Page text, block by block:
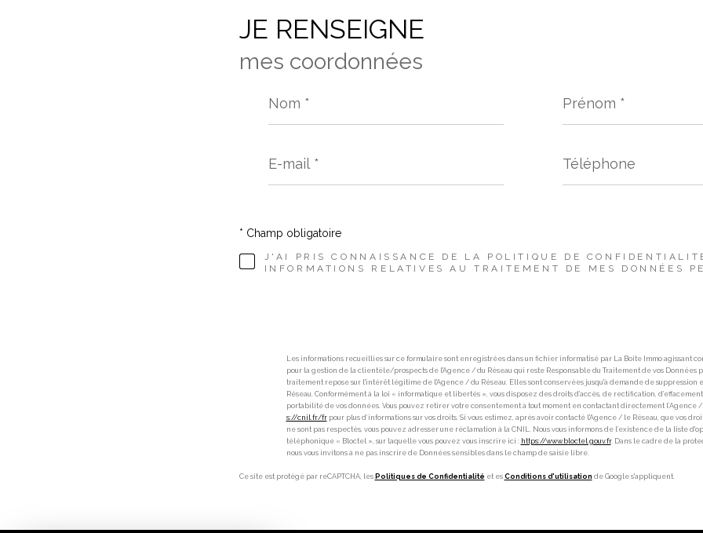
JE RENSEIGNE
mes coordonnées
*
*
mail
*
J'AI PRIS CONNAISSANCE DE LA POLITIQUE DE
INFORMATIONS RELATIVES AU TRAITEMENT DE MES DONNÉES
* Champ obligatoire
Les informations recueillies sur ce formulaire sont enregistrées dans un fichier informatisé par La Boite Immo agissant
pour la gestion de la clientèle/prospects de l'Agence / du Réseau qui reste Responsable du Traitement de vos Données
traitement repose sur l'intérêt légitime de l'Agence / du Réseau. Elles sont conservées jusqu'à demande de suppression
Réseau. Conformément à la loi « informatique et libertés », vous disposez des droits d’accès, de rectification,
portabilité de vos données. Vous pouvez retirer votre consentement à tout moment en contactant directement l’Agence
s://cnil.fr/frpour plus d’informations sur vos droits. Si vous estimez, après avoir contacté l'Agence / le Réseau, que vos
ne sont pas respectés, vous pouvez adresser une réclamation à la CNIL. Nous vous informons de l’existence de la liste
téléphonique « Bloctel », sur laquelle vous pouvez vous inscrire ici : https://www.bloctel.gouv.fr. Dans le cadre de la
nous vous invitons à ne pas inscrire de Données sensibles dans le champ de saisie libre.
Ce site est protégé par reCAPTCHA, les Politiques de Confidentialité et es Conditions d'utilisation de Google s'appliquent.